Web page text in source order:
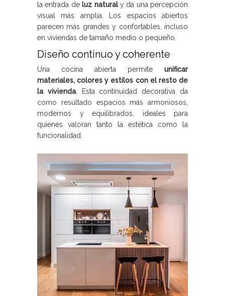
la entrada de luz naturaly da una percepción
visual más amplia. Los espacios abiertos
parecen más grandes y confortables, incluso
en viviendas de tamaño medio o pequeño.
Diseño continuo y coherente
Una cocina abierta permite unificar
materiales, colores y estilos con el resto de
la vivienda. Esta continuidad decorativa da
como resultado espacios más armoniosos,
modernos y equilibrados, ideales para
quienes valoran tanto la estética como la
funcionalidad.